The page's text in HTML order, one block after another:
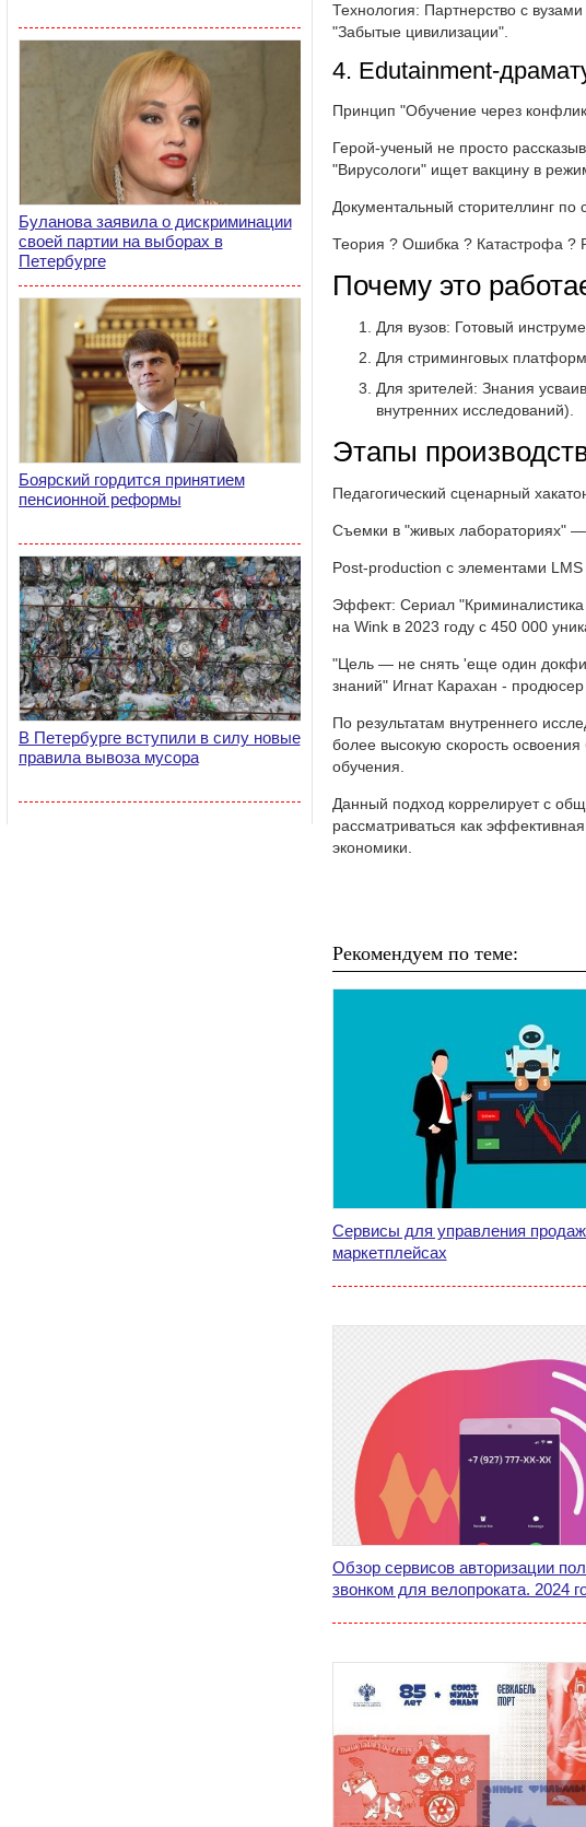
Буланова заявила о дискриминации
своей партии на выборах в
Петербурге
Боярский гордится принятием
пенсионной реформы
В Петербурге вступили в силу новые
правила вывоза мусора
Технология: Партнерство с
"Забытые цивилизации".
4. Edutainment-
Принцип "Обучение через
Герой-ученый не просто
"Вирусологи" ищет вакцину в
Документальный сторителлинг по
Теория ? Ошибка ? Катастрофа ?
Почему это
Для вузов: Готовый
Для стриминговых
Для зрителей: Знания
внутренних исследований).
Этапы
Педагогический сценарный
Съемки в "живых лабораториях" —
Post-production с элементами
Эффект: Сериал "Криминалистика
на Wink в 2023 году с 450 000
"Цель — не снять 'еще один
знаний" Игнат Карахан -
По результатам внутреннего
более высокую скорость
обучения.
Данный подход коррелирует с
рассматриваться как
экономики.
Рекомендуем по теме:
Сервисы для управления
маркетплейсах
Обзор сервисов авторизации
звонком для велопроката. 2024